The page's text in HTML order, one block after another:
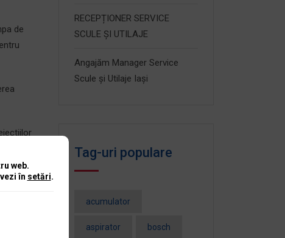
de
RECEPȚIONER SERVICE
SCULE ȘI UTILAJE
Angajăm Manager Service
Scule și Utilaje Iași
Tag-uri populare
acumulator
aspirator bosch
web.
în setări.